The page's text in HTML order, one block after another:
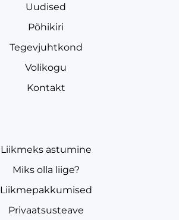
Uudised
Põhikiri
Tegevjuhtkond
Volikogu
Kontakt
Liikmeks astumine
Miks olla liige?
Liikmepakkumised
Privaatsusteave